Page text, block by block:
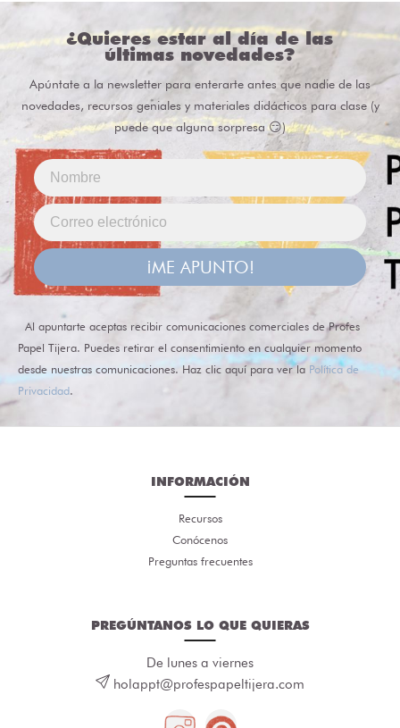
¿Quieres estar al día de las
últimas novedades?
Apúntate a la newsletter para enterarte antes que nadie de las
novedades, recursos geniales y materiales didácticos para clase (y
puede que alguna sorpresa 😏)
¡ME APUNTO!
Al apuntarte aceptas recibir comunicaciones comerciales de Profes
Papel Tijera. Puedes retirar el consentimiento en cualquier momento
desde nuestras comunicaciones. Haz clic aquí para ver la Política de
Privacidad.
INFORMACIÓN
Recursos
Conócenos
Preguntas frecuentes
PREGÚNTANOS LO QUE QUIERAS
De lunes a viernes
holappt@profespapeltijera.com